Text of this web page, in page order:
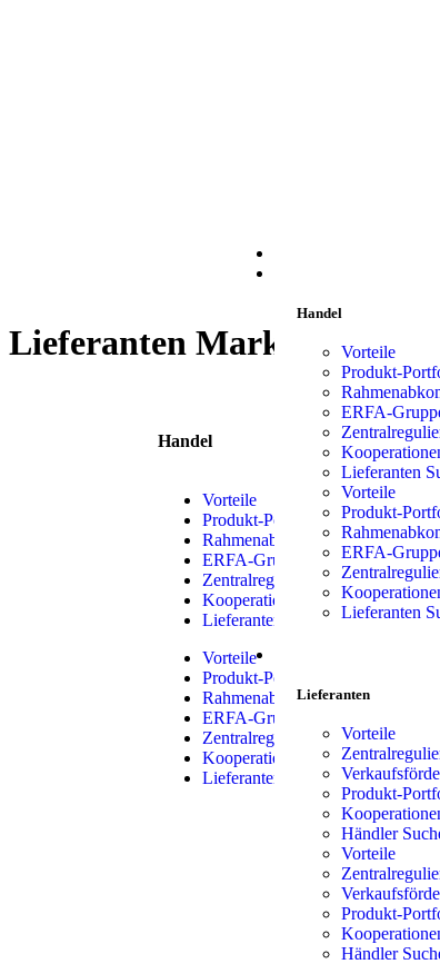
Handel
Vorteile
Produkt-
ERFA-
Lieferanten
Vorteile
Produkt-
ERFA-
Lieferanten
Lieferanten
Vorteile
Produkt-
Händler
Vorteile
Produkt-
Händler
Lieferanten Marken: Alani
Handel
Vorteile
Produkt-Portfolio
Rahmenabkommen
ERFA-Gruppen
Zentralregulierung
Kooperationen
Lieferanten Suche
Vorteile
Produkt-Portfolio
Rahmenabkommen
ERFA-Gruppen
Zentralregulierung
Kooperationen
Lieferanten Suche